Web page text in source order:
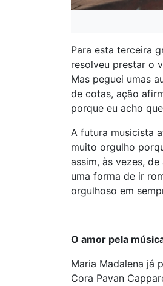
Para esta terceira
resolveu prestar o
Mas peguei umas
de cotas, ação
porque eu acho
A futura musicista
muito orgulho
assim, às vezes,
uma forma de ir
orgulhoso em
O amor pela
Maria Madalena já
Cora Pavan